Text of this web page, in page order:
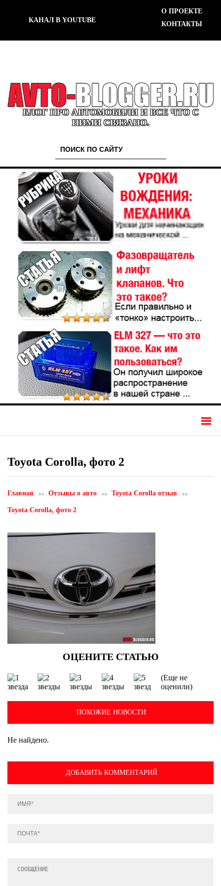
КАНАЛ В YOUTUBE
О ПРОЕКТЕ
КОНТАКТЫ
БЛОГ ПРО АВТОМОБИЛИ И ВСЕ ЧТО С
НИМИ СВЯЗАНО.
Toyota Corolla, фото 2
Главная Отзывы о авто Toyota Corolla отзыв
Toyota Corolla, фото 2
(Еще не
оценили)
ПОХОЖИЕ НОВОСТИ
Не найдено.
ДОБАВИТЬ КОММЕНТАРИЙ